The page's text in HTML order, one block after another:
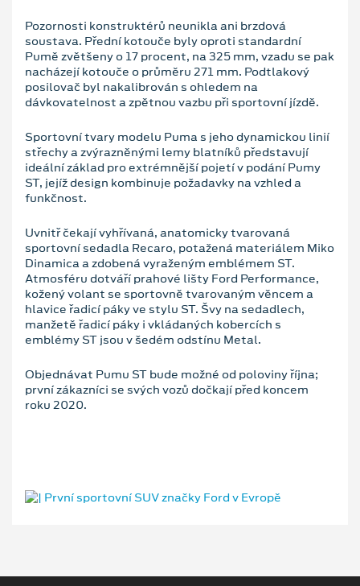
Pozornosti konstruktérů neunikla ani brzdová
soustava. Přední kotouče byly oproti standardní
Pumě zvětšeny o 17 procent, na 325 mm, vzadu se pak
nacházejí kotouče o průměru 271 mm. Podtlakový
posilovač byl nakalibrován s ohledem na
dávkovatelnost a zpětnou vazbu při sportovní jízdě.
Sportovní tvary modelu Puma s jeho dynamickou linií
střechy a zvýrazněnými lemy blatníků představují
ideální základ pro extrémnější pojetí v podání Pumy
ST, jejíž design kombinuje požadavky na vzhled a
funkčnost.
Uvnitř čekají vyhřívaná, anatomicky tvarovaná
sportovní sedadla Recaro, potažená materiálem Miko
Dinamica a zdobená vyraženým emblémem ST.
Atmosféru dotváří prahové lišty Ford Performance,
kožený volant se sportovně tvarovaným věncem a
hlavice řadicí páky ve stylu ST. Švy na sedadlech,
manžetě řadicí páky i vkládaných kobercích s
emblémy ST jsou v šedém odstínu Metal.
Objednávat Pumu ST bude možné od poloviny října;
první zákazníci se svých vozů dočkají před koncem
roku 2020.